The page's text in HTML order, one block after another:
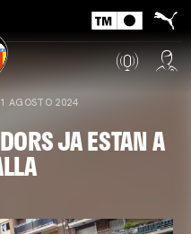
AGOSTO 2024
JA ESTAN A